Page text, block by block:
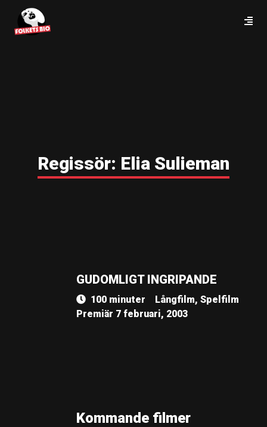
Regissör: Elia Sulieman
GUDOMLIGT INGRIPANDE
100 minuter
Långfilm, Spelfilm
Premiär 7 februari, 2003
Kommande filmer